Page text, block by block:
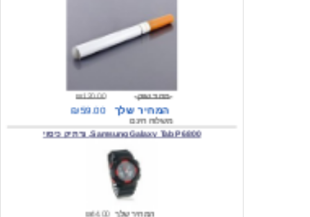
₪120.00
משלוח חינם
Samsung Galaxy Tab P6800, נרתיק כיסוי
המחיר שלך
משלוח חינם